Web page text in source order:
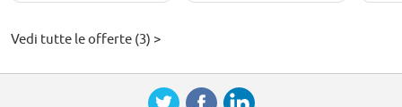
Vedi tutte le offerte (3) >